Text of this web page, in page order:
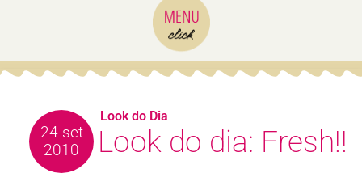
24 set
2010
Look do dia: Fresh!!
Look do Dia